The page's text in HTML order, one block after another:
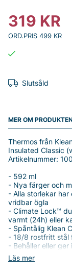
319 KR
ORD.PRIS 499 KR
Slutsåld
MER OM PRODUKTEN
Läs mer
Thermos från
Insulated Classic
Artikelnummer:
- 592 ml
- Nya färger och
- Alla storlekar
vridbar ögla
- Climate Lock™
varmt (24h) eller
- Spåntålig Klean
- 18/8 rostfritt stål
- Behåller eller ger
- Läcksäker
- Öppningen